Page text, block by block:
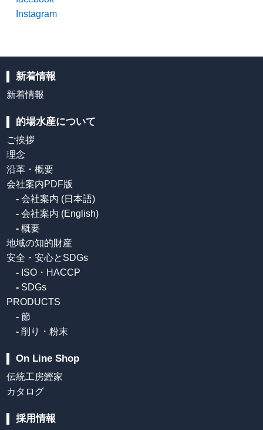
Instagram
新着情報
新着情報
的場水産について
ご挨拶
理念
沿革・概要
会社案内PDF版
- 会社案内 (日本語)
- 会社案内 (English)
- 概要
地域の知的財産
安全・安心とSDGs
- ISO・HACCP
- SDGs
PRODUCTS
- 節
- 削り・粉末
On Line Shop
伝統工房鰹家
カタログ
採用情報